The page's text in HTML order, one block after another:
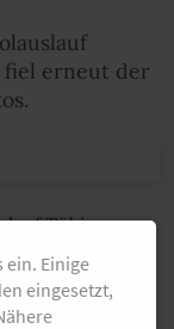
fiel erneut der
Tübingen
immer
der
Tomás
ein. Einige
eingesetzt,